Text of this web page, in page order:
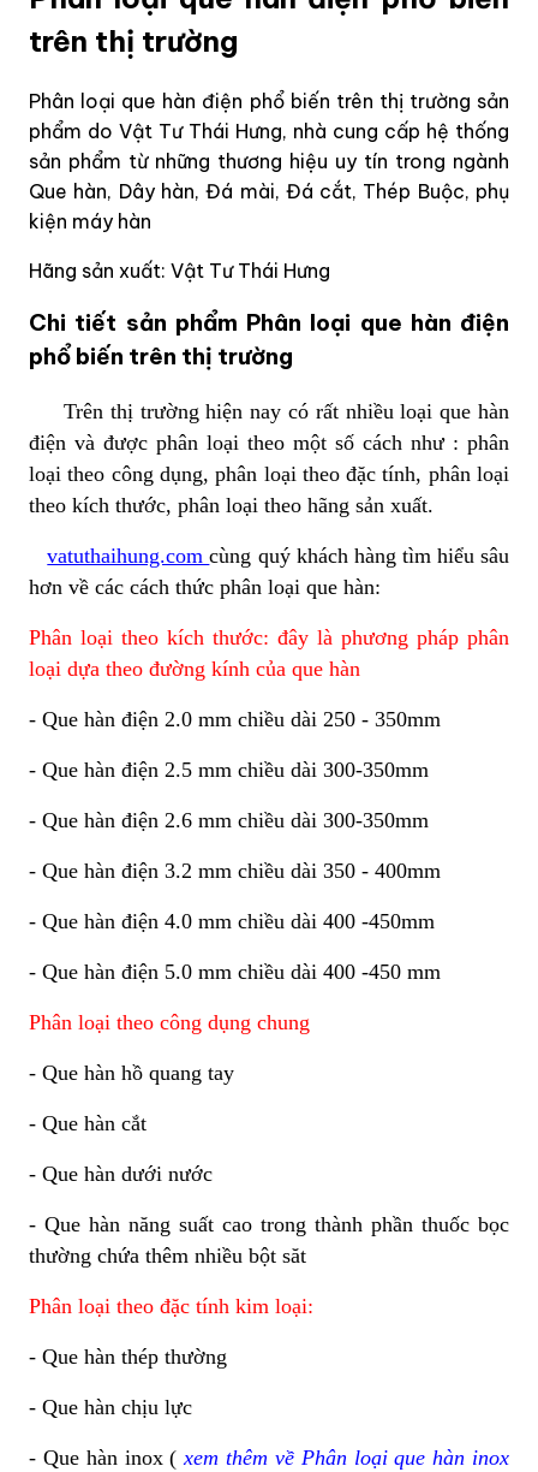
trên thị trường
Phân loại que hàn điện phổ biến trên thị trường sản
phẩm do Vật Tư Thái Hưng, nhà cung cấp hệ thống
sản phẩm từ những thương hiệu uy tín trong ngành
Que hàn, Dây hàn, Đá mài, Đá cắt, Thép Buộc, phụ
kiện máy hàn
Hãng sản xuất: Vật Tư Thái Hưng
Chi tiết sản phẩm Phân loại que hàn điện
phổ biến trên thị trường
Trên thị trường hiện nay có rất nhiều loại que hàn
điện và được phân loại theo một số cách như : phân
loại theo công dụng, phân loại theo đặc tính, phân loại
theo kích thước, phân loại theo hãng sản xuất.
vatuthaihung.comcùng quý khách hàng tìm hiểu sâu
hơn về các cách thức phân loại que hàn:
Phân loại theo kích thước: đây là phương pháp phân
loại dựa theo đường kính của que hàn
- Que hàn điện 2.0 mm chiều dài 250 - 350mm
- Que hàn điện 2.5 mm chiều dài 300-350mm
- Que hàn điện 2.6 mm chiều dài 300-350mm
- Que hàn điện 3.2 mm chiều dài 350 - 400mm
- Que hàn điện 4.0 mm chiều dài 400 -450mm
- Que hàn điện 5.0 mm chiều dài 400 -450 mm
Phân loại theo công dụng chung
- Que hàn hồ quang tay
- Que hàn cắt
- Que hàn dưới nước
- Que hàn năng suất cao trong thành phần thuốc bọc
thường chứa thêm nhiều bột săt
Phân loại theo đặc tính kim loại:
- Que hàn thép thường
- Que hàn chịu lực
- Que hàn inox (xem thêm về Phân loại que hàn inox